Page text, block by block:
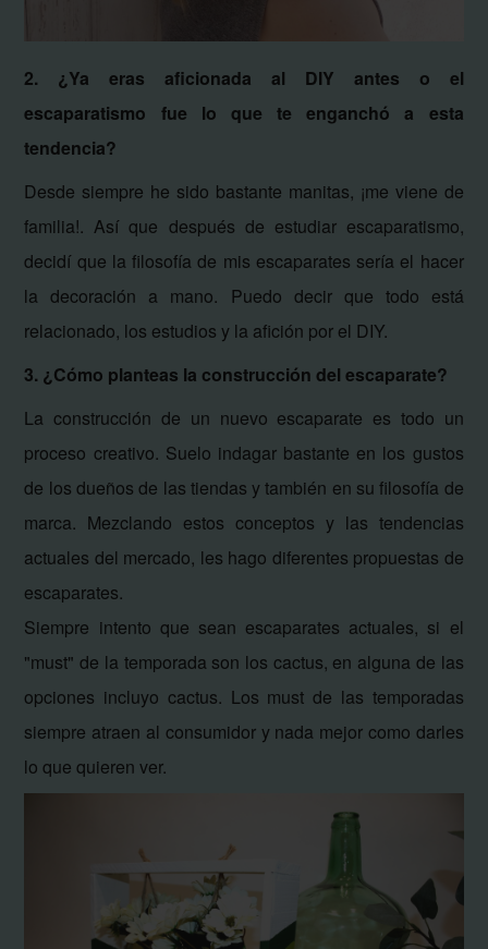
2. ¿Ya eras aficionada al DIY antes o el
escaparatismo fue lo que te enganchó a esta
tendencia?
Desde siempre he sido bastante manitas, ¡me viene de
familia!. Así que después de estudiar escaparatismo,
decidí que la filosofía de mis escaparates sería el hacer
la decoración a mano. Puedo decir que todo está
relacionado, los estudios y la afición por el DIY.
3. ¿Cómo planteas la construcción del escaparate?
La construcción de un nuevo escaparate es todo un
proceso creativo. Suelo indagar bastante en los gustos
de los dueños de las tiendas y también en su filosofía de
marca. Mezclando estos conceptos y las tendencias
actuales del mercado, les hago diferentes propuestas de
escaparates.
Siempre intento que sean escaparates actuales, si el
"must" de la temporada son los cactus, en alguna de las
opciones incluyo cactus. Los must de las temporadas
siempre atraen al consumidor y nada mejor como darles
lo que quieren ver.